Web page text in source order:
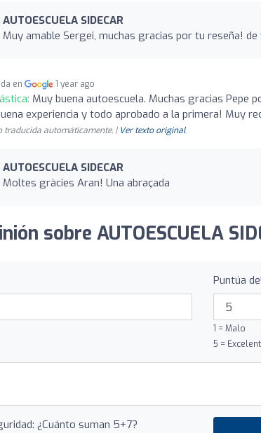
AUTOESCUELA SIDECAR
Muy amable Sergei, muchas gracias por tu reseña!
en 1 year ago
Muy buena autoescuela. Muchas gracias Pepe
experiencia y todo aprobado a la primera! Muy
traducida automáticamente. | Ver texto original
AUTOESCUELA SIDECAR
Moltes gràcies Aran! Una abraçada
sobre AUTOESCUELA
Puntúa
1 = Malo
5 =
¿Cuánto suman 5+7?